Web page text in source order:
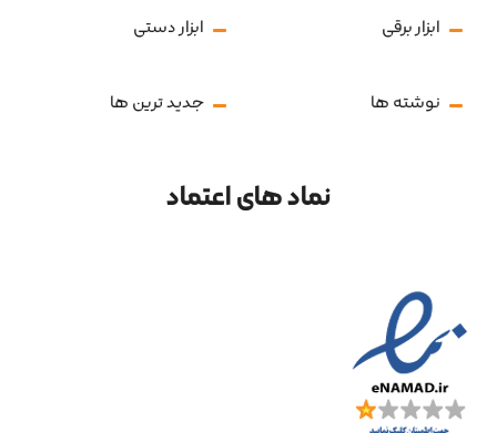
ابزار برقی ابزار دستی
نوشته ها جدید ترین ها
نماد های اعتماد